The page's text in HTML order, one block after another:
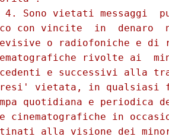
4. Sono vietati messaggi
con vincite  in  denaro
o radiofoniche e di
rivolte ai
e successivi alla
vietata, in qualsiasi
quotidiana e periodica
cinematografiche in
alla visione dei